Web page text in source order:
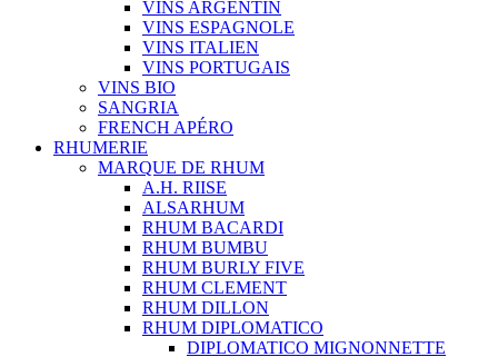
VINS ARGENTIN
VINS ESPAGNOLE
VINS ITALIEN
VINS PORTUGAIS
VINS BIO
SANGRIA
FRENCH APÉRO
RHUMERIE
MARQUE DE RHUM
A.H. RIISE
ALSARHUM
RHUM BACARDI
RHUM BUMBU
RHUM BURLY FIVE
RHUM CLEMENT
RHUM DILLON
RHUM DIPLOMATICO
DIPLOMATICO MIGNONNETTE